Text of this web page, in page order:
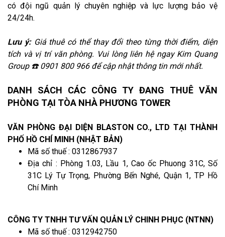
có đội ngũ quản lý chuyên nghiệp và lực lượng bảo vệ
24/24h.
Lưu ý:Giá thuê có thể thay đổi theo từng thời điểm, diện
tích và vị trí văn phòng. Vui lòng liên hệ ngay Kim Quang
Group ☎️ 0901 800 966 để cập nhật thông tin mới nhất.
DANH SÁCH CÁC CÔNG TY ĐANG THUÊ VĂN
PHÒNG TẠI TÒA NHÀ PHƯƠNG TOWER
VĂN PHÒNG ĐẠI DIỆN BLASTON CO., LTD TẠI THÀNH
PHỐ HỒ CHÍ MINH (NHẬT BẢN)
Mã số thuế : 0312867937
Địa chỉ : Phòng 1.03, Lầu 1, Cao ốc Phuong 31C, Số
31C Lý Tự Trọng, Phường Bến Nghé, Quận 1, TP Hồ
Chí Minh
CÔNG TY TNHH TƯ VẤN QUẢN LÝ CHINH PHỤC (NTNN)
Mã số thuế : 0312942750